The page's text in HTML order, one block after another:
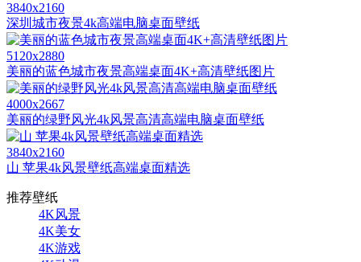
3840x2160
深圳城市夜景4k高端电脑桌面壁纸
5120x2880
美丽的蓝色城市夜景高端桌面4K+高清壁纸图片
4000x2667
美丽的绿野风光4k风景高清高端电脑桌面壁纸
3840x2160
山 苹果4k风景壁纸高端桌面精选
推荐壁纸
4K风景
4K美女
4K游戏